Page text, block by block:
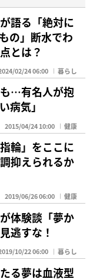
語る「絶対に
の」断水でわ
とは？
02/24 06:00 暮らし
…有名人が抱
病気」
2015/04/24 10:00 健康
輪」をここに
抑えられるか
2019/06/26 06:00 健康
体験談「夢か
逃すな！
10/22 06:00 暮らし
る夢は血液型